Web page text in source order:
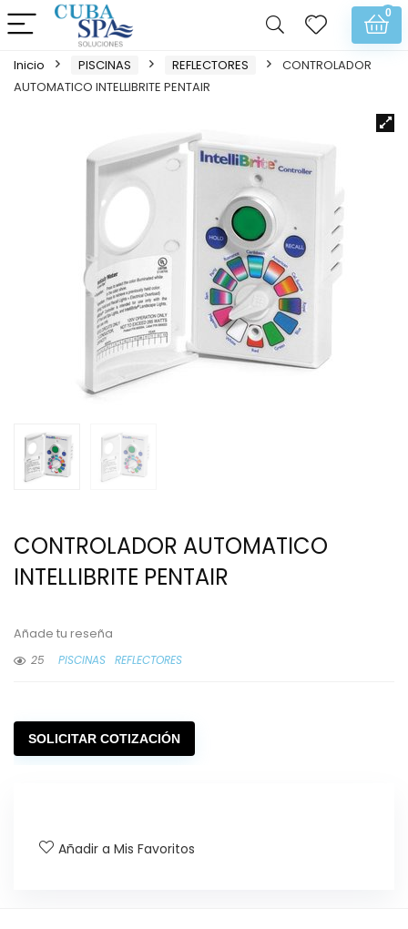
0
Inicio PISCINAS REFLECTORES
CONTROLADOR
AUTOMATICO INTELLIBRITE PENTAIR
CONTROLADOR AUTOMATICO
INTELLIBRITE PENTAIR
Añade tu reseña
25
PISCINAS REFLECTORES
SOLICITAR COTIZACIÓN
Añadir a Mis Favoritos